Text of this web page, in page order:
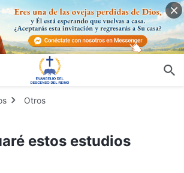
Otros
estos estudios